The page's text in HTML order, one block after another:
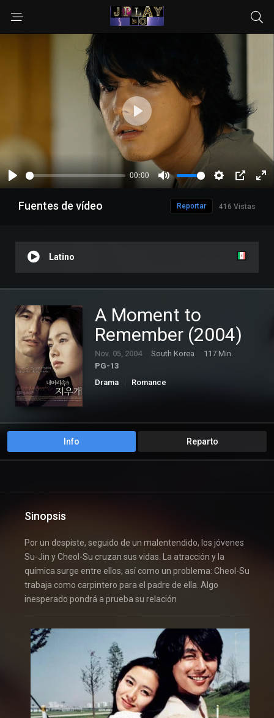
Fuentes de vídeo 416 Vistas
Reportar
Latino
A Moment to
Remember (2004)
Nov. 05, 2004 South Korea
117 Min.
PG-13
Drama
Romance
Info Reparto
Sinopsis
Por un despiste, seguido de un malentendido, los jóvenes
Su-Jin y Cheol-Su cruzan sus vidas. La atracción y la
química surge entre ellos, así como un problema: Cheol-Su
trabaja como carpintero para el padre de ella. Algo
inesperado pondrá a prueba su relación